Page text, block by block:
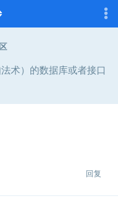
术）的数据库或者接口
回复